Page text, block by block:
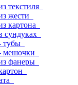
текстиля
жести
картона
сундуках
тубы
мешочки
фанеры